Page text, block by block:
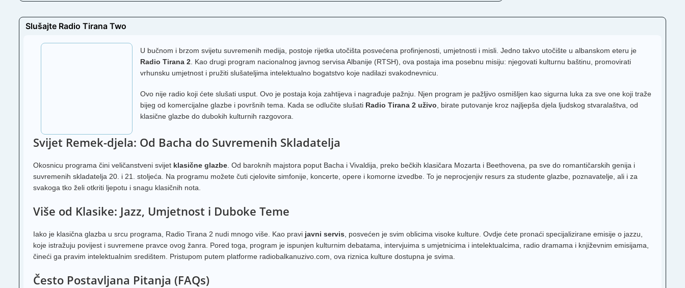
Slušajte Radio Tirana Two
U bučnom i brzom svijetu suvremenih medija, postoje rijetka utočišta posvećena profinjenosti, umjetnosti i misli. Jedno takvo utočište u albanskom eteru je
Radio Tirana 2 . Kao drugi program nacionalnog javnog servisa Albanije (RTSH), ova postaja ima posebnu misiju: njegovati kulturnu baštinu, promovirati
vrhunsku umjetnost i pružiti slušateljima intelektualno bogatstvo koje nadilazi svakodnevnicu.
Ovo nije radio koji ćete slušati usput. Ovo je postaja koja zahtijeva i nagrađuje pažnju. Njen program je pažljivo osmišljen kao sigurna luka za sve one koji traže
bijeg od komercijalne glazbe i površnih tema. Kada se odlučite slušati Radio Tirana 2 uživo , birate putovanje kroz najljepša djela ljudskog stvaralaštva, od
klasične glazbe do dubokih kulturnih razgovora.
Svijet Remek-djela: Od Bacha do Suvremenih Skladatelja
Okosnicu programa čini veličanstveni svijet klasične glazbe . Od baroknih majstora poput Bacha i Vivaldija, preko bečkih klasičara Mozarta i Beethovena, pa sve do romantičarskih genija i
suvremenih skladatelja 20. i 21. stoljeća. Na programu možete čuti cjelovite simfonije, koncerte, opere i komorne izvedbe. To je neprocjenjiv resurs za studente glazbe, poznavatelje, ali i za
svakoga tko želi otkriti ljepotu i snagu klasičnih nota.
Više od Klasike: Jazz, Umjetnost i Duboke Teme
Iako je klasična glazba u srcu programa, Radio Tirana 2 nudi mnogo više. Kao pravi javni servis , posvećen je svim oblicima visoke kulture. Ovdje ćete pronaći specijalizirane emisije o jazzu,
koje istražuju povijest i suvremene pravce ovog žanra. Pored toga, program je ispunjen kulturnim debatama, intervjuima s umjetnicima i intelektualcima, radio dramama i književnim emisijama,
čineći ga pravim intelektualnim središtem. Pristupom putem platforme radiobalkanuzivo.com, ova riznica kulture dostupna je svima.
Često Postavljana Pitanja (FAQs)